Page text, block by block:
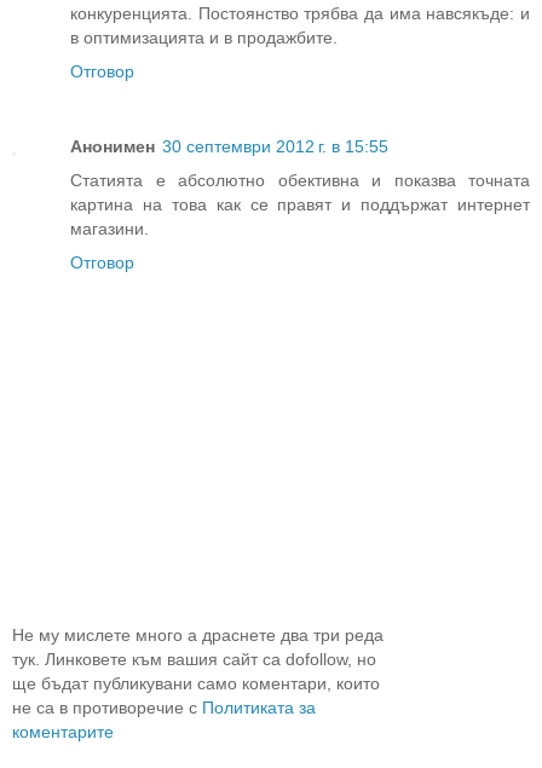
конкуренцията. Постоянство трябва да има навсякъде: и
в оптимизацията и в продажбите.
Отговор
Анонимен 30 септември 2012 г. в 15:55
Статията е абсолютно обективна и показва точната
картина на това как се правят и поддържат интернет
магазини.
Отговор
Не му мислете много а драснете два три реда
тук. Линковете към вашия сайт са dofollow, но
ще бъдат публикувани само коментари, които
не са в противоречие с Политиката за
коментарите